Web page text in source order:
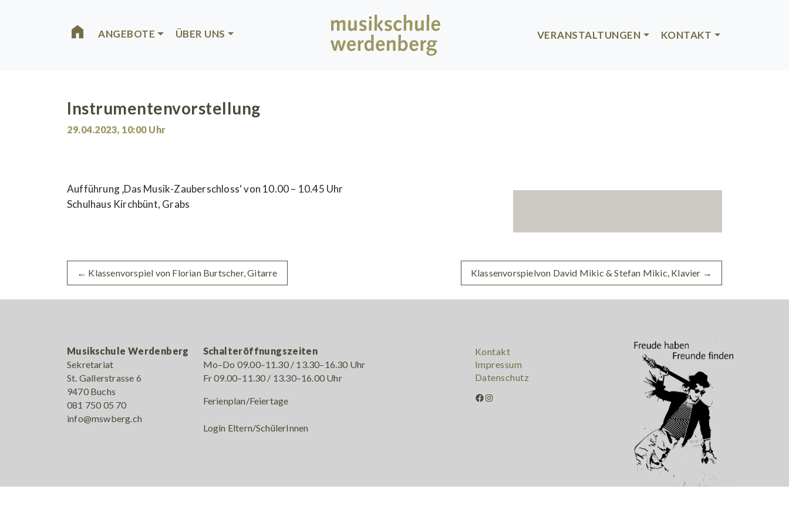
ANGEBOTE ÜBER UNS VERANSTALTUNGEN KONTAKT
Instrumentenvorstellung
29.04.2023, 10:00Uhr
Aufführung ‚Das Musik-Zauberschloss‘ von 10.00 – 10.45 Uhr
Schulhaus Kirchbünt, Grabs
← Klassenvorspiel von Florian Burtscher, Gitarre Klassenvorspielvon David Mikic & Stefan Mikic, Klavier →
Musikschule Werdenberg
Sekretariat
St. Gallerstrasse 6
9470 Buchs
081 750 05 70
info@mswberg.ch
Schalteröffnungszeiten
Mo–Do 09.00–11.30 / 13.30–16.30 Uhr
Fr 09.00–11.30 / 13.30–16.00 Uhr
Ferienplan/Feiertage
Login Eltern/SchülerInnen
Kontakt
Impressum
Datenschutz
Facebook Instagram